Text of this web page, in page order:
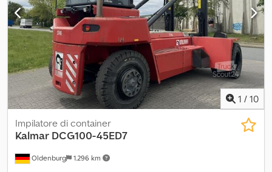
sollevamento: 10.000 kg Altezza: 1.035 cm Crodeyrxkqepfx Apyjf
Condizioni Condizioni tecniche: buone Condizioni estetiche:
buone Ulteriori informazioni Condizioni dei pneumatici anteriori:
60 - 80% Condizioni dei pneumatici posteriori: 40 - 60%
Pneumatici anteriori: 14.00-24 Pneumatici posteriori: 14.00-24
Ulteriori informazioni Per ulteriori informazioni, si prega di
contattare Marco Levermann.
1 / 10
Oldenburg 1.296 km
Impilatore di container
Kalmar DCG100-45ED7